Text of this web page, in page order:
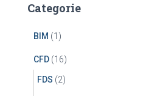
Categorie
BIM (1)
CFD (16)
FDS (2)